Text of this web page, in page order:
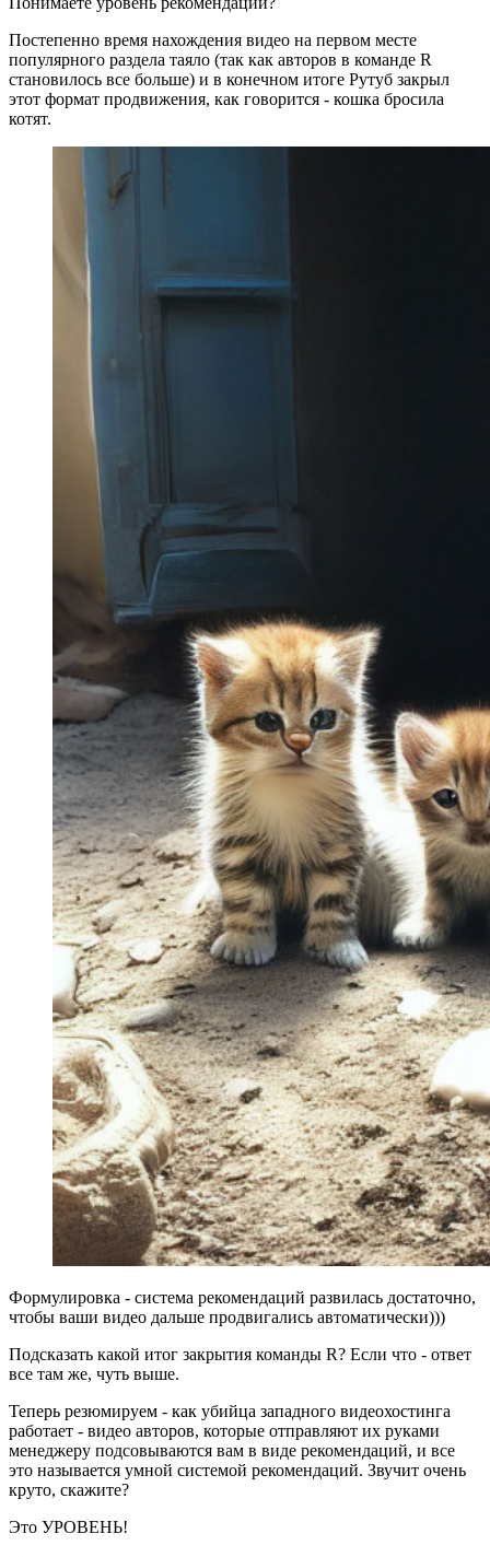
Постепенно время нахождения видео на первом месте
популярного раздела таяло (так как авторов в команде R
становилось все больше) и в конечном итоге Рутуб закрыл
этот формат продвижения, как говорится - кошка бросила
котят.
Формулировка - система рекомендаций развилась достаточно,
чтобы ваши видео дальше продвигались автоматически)))
Подсказать какой итог закрытия команды R? Если что - ответ
все там же, чуть выше.
Теперь резюмируем - как убийца западного видеохостинга
работает - видео авторов, которые отправляют их руками
менеджеру подсовываются вам в виде рекомендаций, и все
это называется умной системой рекомендаций. Звучит очень
круто, скажите?
Это УРОВЕНЬ!